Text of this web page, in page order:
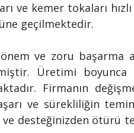
ve kemer tokaları
geçilmektedir.
ve zoru başarma
Üretimi
Firmanın
ve sürekliliğin
ve desteğinizden